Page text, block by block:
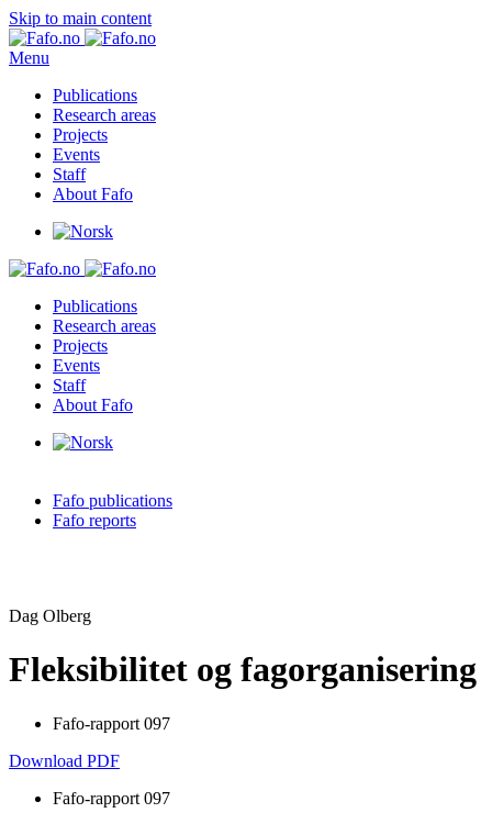
Skip to main content
Menu
Publications
Research areas
Projects
Events
Staff
About Fafo
Publications
Research areas
Projects
Events
Staff
About Fafo
Fafo publications
Fafo reports
Dag Olberg
Fleksibilitet og fagorganisering
Fafo-rapport 097
Download PDF
Fafo-rapport 097